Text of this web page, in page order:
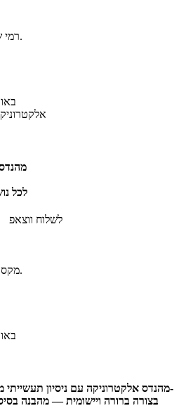
לכל
לשלוח ווצאפ
מהנדס אלקטרוניקה עם ניסיון